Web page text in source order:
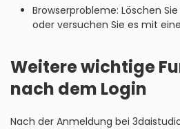
Browserprobleme: Löschen
oder versuchen Sie es mit
Weitere wichtige
nach dem Login
Nach der Anmeldung bei